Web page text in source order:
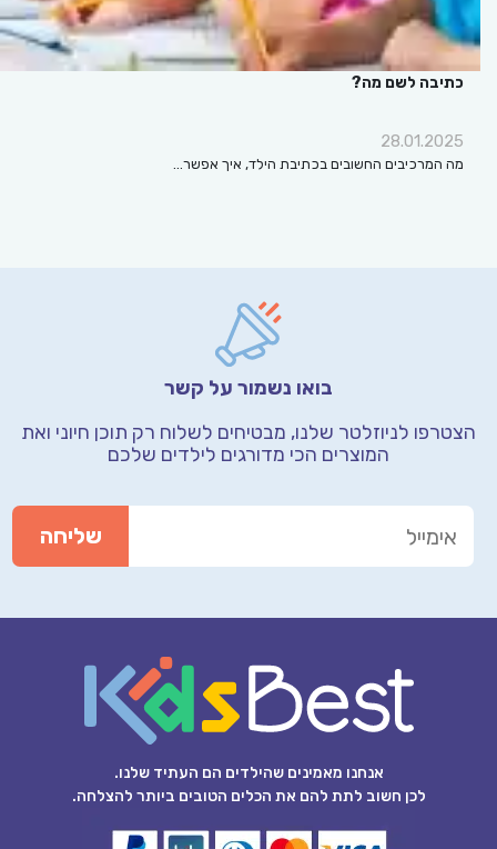
כתיבה לשם מה?
28.01.2025
מה המרכיבים החשובים בכתיבת הילד, איך אפשר…
בואו נשמור על קשר
הצטרפו לניוזלטר שלנו, מבטיחים לשלוח רק תוכן חיוני ואת
המוצרים הכי מדורגים לילדים שלכם
אנחנו מאמינים שהילדים הם העתיד שלנו.
לכן חשוב לתת להם את הכלים הטובים ביותר להצלחה.